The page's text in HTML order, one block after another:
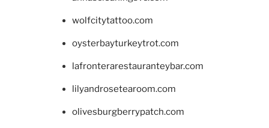
wolfcitytattoo.com
oysterbayturkeytrot.com
lafronterarestauranteybar.com
lilyandrosetearoom.com
olivesburgberrypatch.com